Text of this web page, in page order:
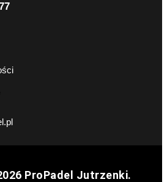
ProPadel Jutrzenki.